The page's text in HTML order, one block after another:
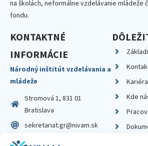
na školách, neformálne vzdelávanie mládeže
fondu.
KONTAKTNÉ
INFORMÁCIE
Národný inštitút vzdelávania a
mládeže
Stromová 1, 831 01
Bratislava
sekretariat.gr@nivam.sk
IČO: 00164348
Kariéra
Kde